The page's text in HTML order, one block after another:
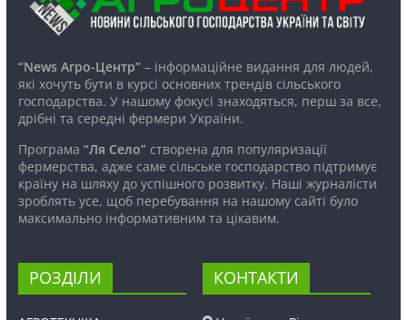
“News Агро-Центр”– інформаційне видання для людей,
які хочуть бути в курсі основних трендів сільського
господарства. У нашому фокусі знаходяться, перш за все,
дрібні та середні фермери України.
Програма “Ля Село”створена для популяризації
фермерства, адже саме сільське господарство підтримує
країну на шляху до успішного розвитку. Наші журналісти
зроблять усе, щоб перебування на нашому сайті було
максимально інформативним та цікавим.
РОЗДІЛИ КОНТАКТИ